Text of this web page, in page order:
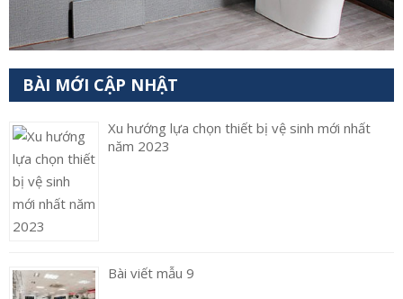
BÀI MỚI CẬP NHẬT
Xu hướng lựa chọn thiết bị vệ sinh mới nhất
năm 2023
Bài viết mẫu 9